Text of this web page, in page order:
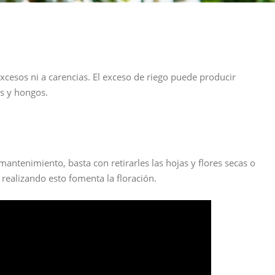
ni a carencias. El exceso de riego puede producir
y hongos.
basta con retirarles las hojas y flores secas o
esto fomenta la floración.